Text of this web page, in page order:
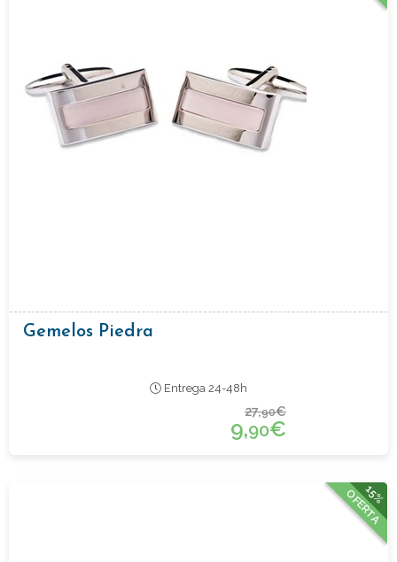
Gemelos Piedra
Entrega 24-48h
27,90€
9,90€
15%
OFERTA